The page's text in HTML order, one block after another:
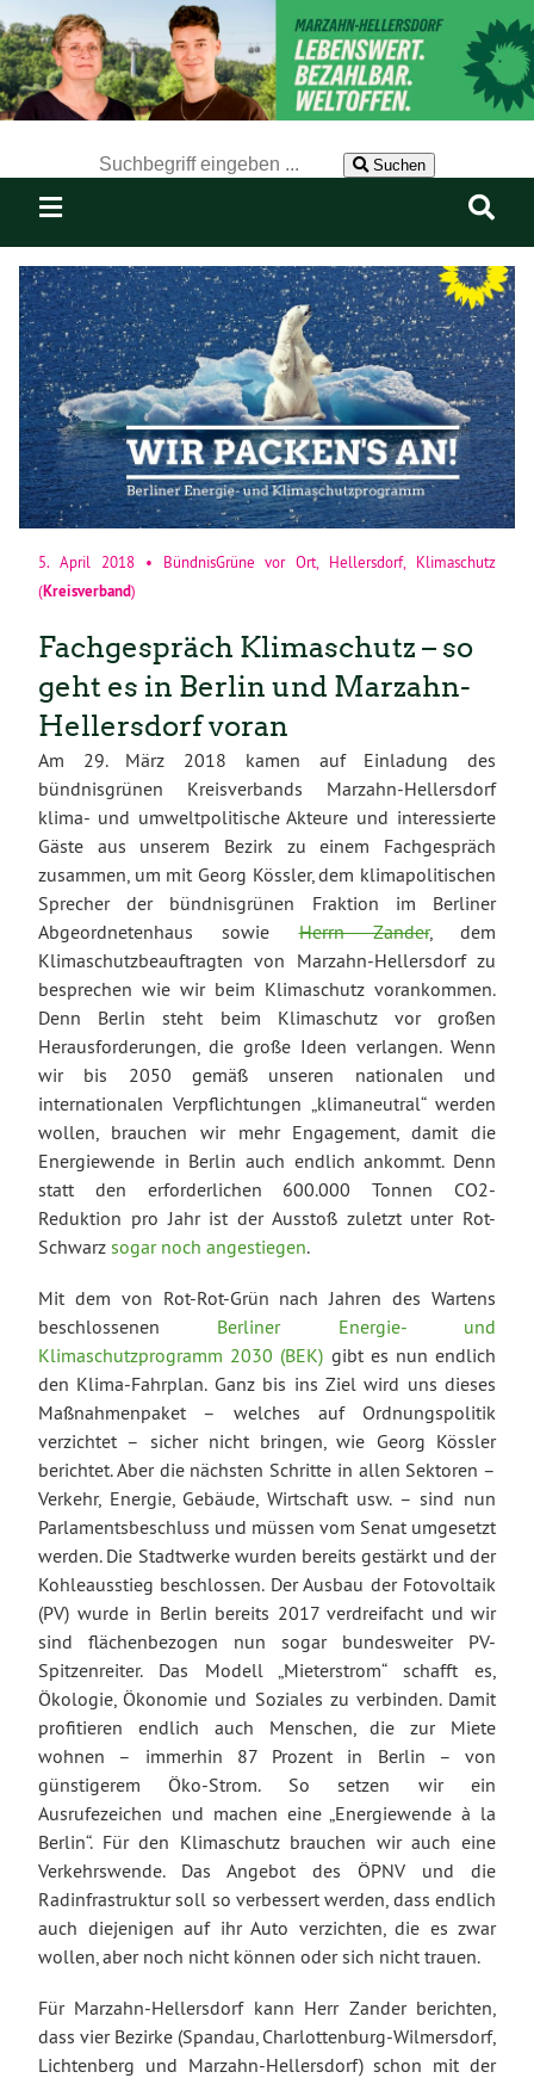
Suchen
5. April 2018• BündnisGrüne vor Ort Hellersdorf, Klimaschutz
(Kreisverband)
Fachgespräch Klimaschutz – so
geht es in Berlin und Marzahn-
Hellersdorf voran
Am 29. März 2018 kamen auf Einladung des
bündnisgrünen Kreisverbands Marzahn-Hellersdorf
klima- und umweltpolitische Akteure und interessierte
Gäste aus unserem Bezirk zu einem Fachgespräch
zusammen, um mit Georg Kössler, dem klimapolitischen
Sprecher der bündnisgrünen Fraktion im Berliner
Abgeordnetenhaus sowieHerrn Zander, dem
Klimaschutzbeauftragten von Marzahn-Hellersdorf zu
besprechen wie wir beim Klimaschutz vorankommen.
Denn Berlin steht beim Klimaschutz vor großen
Herausforderungen, die große Ideen verlangen. Wenn
wir bis 2050 gemäß unseren nationalen und
internationalen Verpflichtungen „klimaneutral“ werden
wollen, brauchen wir mehr Engagement, damit die
Energiewende in Berlin auch endlich ankommt. Denn
statt den erforderlichen 600.000 Tonnen CO2-
Reduktion pro Jahr ist der Ausstoß zuletzt unter Rot-
Schwarz sogar noch angestiegen.
Mit dem von Rot-Rot-Grün nach Jahren des Wartens
beschlossenen Berliner Energie- und
Klimaschutzprogramm 2030 (BEK) gibt es nun endlich
den Klima-Fahrplan. Ganz bis ins Ziel wird uns dieses
Maßnahmenpaket – welches auf Ordnungspolitik
verzichtet – sicher nicht bringen, wie Georg Kössler
berichtet. Aber die nächsten Schritte in allen Sektoren –
Verkehr, Energie, Gebäude, Wirtschaft usw. – sind nun
Parlamentsbeschluss und müssen vom Senat umgesetzt
werden. Die Stadtwerke wurden bereits gestärkt und der
Kohleausstieg beschlossen. Der Ausbau der Fotovoltaik
(PV) wurde in Berlin bereits 2017 verdreifacht und wir
sind flächenbezogen nun sogar bundesweiter PV-
Spitzenreiter. Das Modell „Mieterstrom“ schafft es,
Ökologie, Ökonomie und Soziales zu verbinden. Damit
profitieren endlich auch Menschen, die zur Miete
wohnen – immerhin 87 Prozent in Berlin – von
günstigerem Öko-Strom. So setzen wir ein
Ausrufezeichen und machen eine „Energiewende à la
Berlin“. Für den Klimaschutz brauchen wir auch eine
Verkehrswende. Das Angebot des ÖPNV und die
Radinfrastruktur soll so verbessert werden, dass endlich
auch diejenigen auf ihr Auto verzichten, die es zwar
wollen, aber noch nicht können oder sich nicht trauen.
Für Marzahn-Hellersdorf kann Herr Zander berichten,
dass vier Bezirke (Spandau, Charlottenburg-Wilmersdorf,
Lichtenberg und Marzahn-Hellersdorf) schon mit der